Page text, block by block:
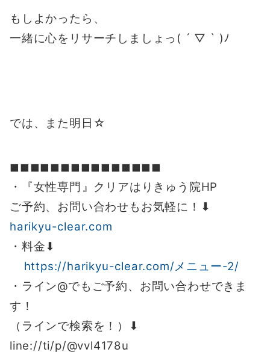
もしよかったら、
一緒に心をリサーチしましょっ( ´ ▽ ` )ﾉ
では、また明日☆
◼︎◼︎◼︎◼︎◼︎◼︎◼︎◼︎◼︎◼︎◼︎◼︎◼︎◼︎◼︎
・『女性専門』クリアはりきゅう院HP
ご予約、お問い合わせもお気軽に！⬇︎
harikyu-clear.com
・料金⬇︎
https://harikyu-clear.com/メニュー-2/
・ライン@でもご予約、お問い合わせできま
す！
（ラインで検索を！）⬇︎
line://ti/p/@vvl4178u